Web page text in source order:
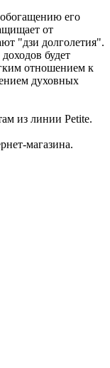
его
от
"дзи долголетия".
будет
отношением к
духовных
из линии Petite.
магазина.